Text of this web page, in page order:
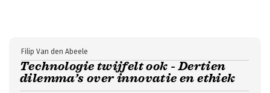
Technologie twijfelt ook - Dertien
dilemma’s over innovatie en ethiek
Filip Van den Abeele